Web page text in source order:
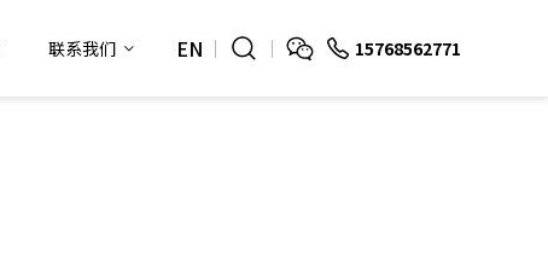
15768562771
EN
联系我们